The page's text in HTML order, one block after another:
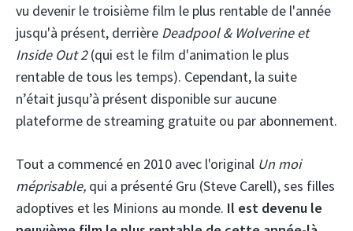
vu devenir le troisième film le plus rentable de l'année
jusqu'à présent, derrière Deadpool & Wolverine et
Inside Out 2(qui est le film d'animation le plus
rentable de tous les temps). Cependant, la suite
n’était jusqu’à présent disponible sur aucune
plateforme de streaming gratuite ou par abonnement.
Tout a commencé en 2010 avec l'original Un moi
méprisable, qui a présenté Gru (Steve Carell), ses filles
adoptives et les Minions au monde. Il est devenu le